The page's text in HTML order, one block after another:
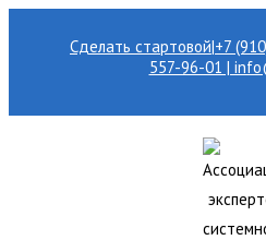
Сделать стартовой|+7
557-96-01 |